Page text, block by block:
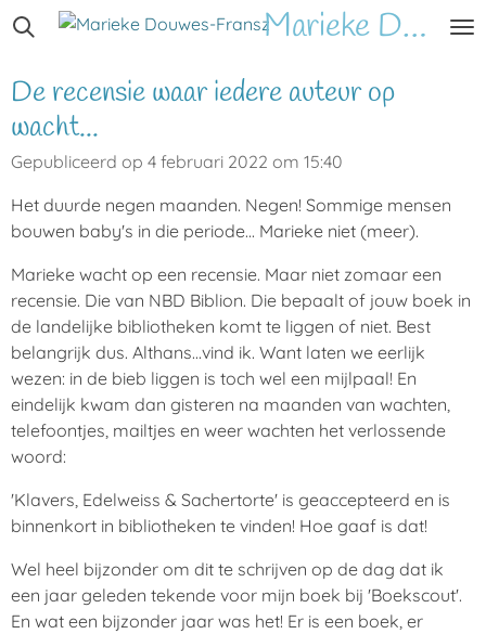
Ga
de
hoofdinhoud
Marieke Douwes-Fransz
De recensie waar iedere auteur op
wacht...
Gepubliceerd op 4 februari 2022 om 15:40
Het duurde negen maanden. Negen! Sommige mensen
bouwen baby's in die periode... Marieke niet (meer).
Marieke wacht op een recensie. Maar niet zomaar een
recensie. Die van NBD Biblion. Die bepaalt of jouw boek in
de landelijke bibliotheken komt te liggen of niet. Best
belangrijk dus. Althans...vind ik. Want laten we eerlijk
wezen: in de bieb liggen is toch wel een mijlpaal! En
eindelijk kwam dan gisteren na maanden van wachten,
telefoontjes, mailtjes en weer wachten het verlossende
woord:
'Klavers, Edelweiss & Sachertorte' is geaccepteerd en is
binnenkort in bibliotheken te vinden! Hoe gaaf is dat!
Wel heel bijzonder om dit te schrijven op de dag dat ik
een jaar geleden tekende voor mijn boek bij 'Boekscout'.
En wat een bijzonder jaar was het! Er is een boek, er